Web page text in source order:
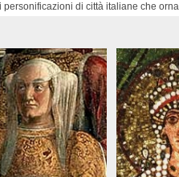
di città italiane che